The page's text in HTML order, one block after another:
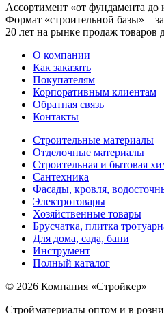
Ассортимент «от фундамента
Формат «строительной базы» –
20 лет на рынке продаж товаров
О компании
Как заказать
Покупателям
Корпоративным клиентам
Обратная связь
Контакты
Строительные материалы
Отделочные материалы
Строительная и бытовая
Сантехника
Фасады, кровля,
Электротовары
Хозяйственные товары
Брусчатка, плитка
Для дома, сада, бани
Инструмент
Полный каталог
© 2026 Компания «Стройкер»
Стройматериалы оптом и в